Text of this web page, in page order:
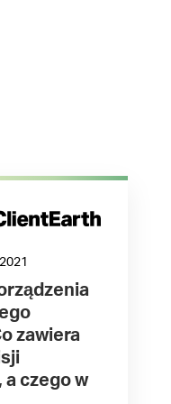
zawiera
a czego w